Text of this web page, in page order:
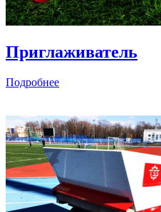
Приглаживатель
Подробнее